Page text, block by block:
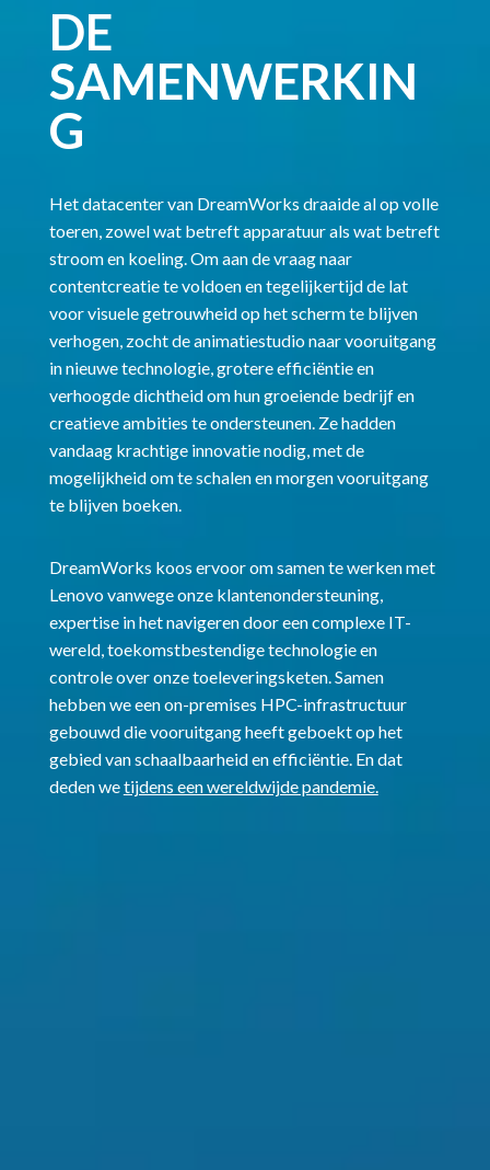
DE
SAMENWERKIN
G
Het datacenter van DreamWorks draaide al op volle
toeren, zowel wat betreft apparatuur als wat betreft
stroom en koeling. Om aan de vraag naar
contentcreatie te voldoen en tegelijkertijd de lat
voor visuele getrouwheid op het scherm te blijven
verhogen, zocht de animatiestudio naar vooruitgang
in nieuwe technologie, grotere efficiëntie en
verhoogde dichtheid om hun groeiende bedrijf en
creatieve ambities te ondersteunen. Ze hadden
vandaag krachtige innovatie nodig, met de
mogelijkheid om te schalen en morgen vooruitgang
te blijven boeken.
DreamWorks koos ervoor om samen te werken met
Lenovo vanwege onze klantenondersteuning,
expertise in het navigeren door een complexe IT-
wereld, toekomstbestendige technologie en
controle over onze toeleveringsketen. Samen
hebben we een on-premises HPC-infrastructuur
gebouwd die vooruitgang heeft geboekt op het
gebied van schaalbaarheid en efficiëntie. En dat
deden wetijdens een wereldwijde pandemie.